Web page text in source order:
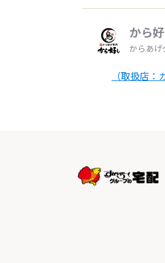
から
からあげ
（取扱店：